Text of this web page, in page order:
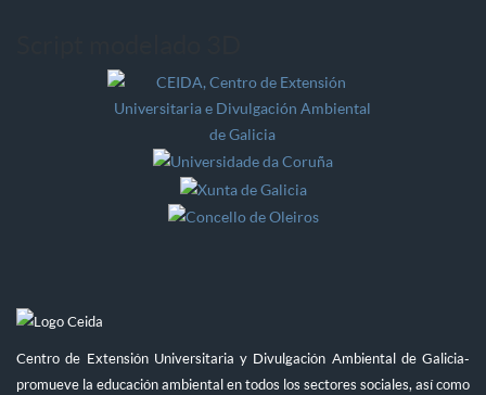
Centro de Extensión Universitaria y Divulgación Ambiental de Galicia-
promueve la educación ambiental en todos los sectores sociales, así como